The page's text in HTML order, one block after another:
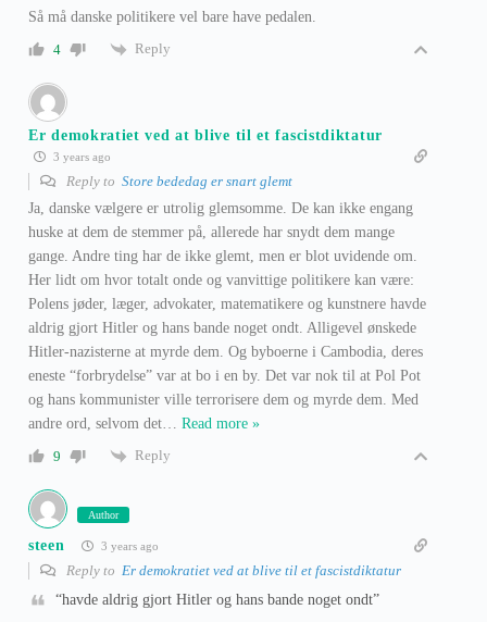
Så må danske politikere vel bare have pedalen.
4
Reply
Er demokratiet ved at blive til et fascistdiktatur
3 years ago
Reply to Store bededag er snart glemt
Ja, danske vælgere er utrolig glemsomme. De kan ikke engang
huske at dem de stemmer på, allerede har snydt dem mange
gange. Andre ting har de ikke glemt, men er blot uvidende om.
Her lidt om hvor totalt onde og vanvittige politikere kan være:
Polens jøder, læger, advokater, matematikere og kunstnere havde
aldrig gjort Hitler og hans bande noget ondt. Alligevel ønskede
Hitler-nazisterne at myrde dem. Og byboerne i Cambodia, deres
eneste “forbrydelse” var at bo i en by. Det var nok til at Pol Pot
og hans kommunister ville terrorisere dem og myrde dem. Med
andre ord, selvom det… Read more »
9
Reply
Author
steen 3 years ago
Reply to Er demokratiet ved at blive til et fascistdiktatur
“havde aldrig gjort Hitler og hans bande noget ondt”